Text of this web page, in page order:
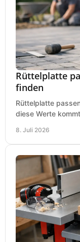
Rüttelplatte
finden
Rüttelplatte
diese Werte
8. Juli 2026